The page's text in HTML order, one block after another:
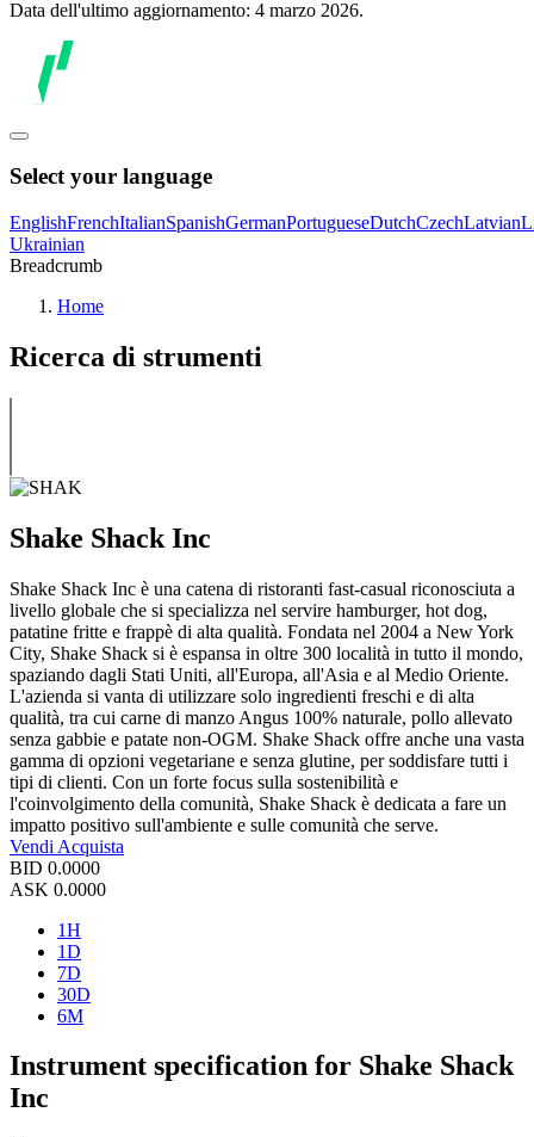
Data dell'ultimo aggiornamento: 4 marzo 2026.
Select your language
EnglishFrenchItalianSpanishGermanPortugueseDutchCzechLatvian
Ukrainian
Breadcrumb
Home
Ricerca di strumenti
Shake Shack Inc
Shake Shack Inc è una catena di ristoranti fast-casual riconosciuta a
livello globale che si specializza nel servire hamburger, hot dog,
patatine fritte e frappè di alta qualità. Fondata nel 2004 a New York
City, Shake Shack si è espansa in oltre 300 località in tutto il mondo,
spaziando dagli Stati Uniti, all'Europa, all'Asia e al Medio Oriente.
L'azienda si vanta di utilizzare solo ingredienti freschi e di alta
qualità, tra cui carne di manzo Angus 100% naturale, pollo allevato
senza gabbie e patate non-OGM. Shake Shack offre anche una vasta
gamma di opzioni vegetariane e senza glutine, per soddisfare tutti i
tipi di clienti. Con un forte focus sulla sostenibilità e
l'coinvolgimento della comunità, Shake Shack è dedicata a fare un
impatto positivo sull'ambiente e sulle comunità che serve.
Vendi Acquista
BID 0.0000
ASK 0.0000
1H
1D
7D
30D
6M
Instrument specification for Shake Shack
Inc